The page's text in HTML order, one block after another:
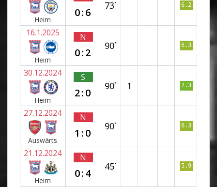
Heim
0:6
73` 6.2
16.1.2025
Heim
N
0:2
90` 6.3
30.12.2024
Heim
S
2:0
90` 1 7.3
27.12.2024
Auswärts
N
1:0
90` 6.3
21.12.2024
Heim
N
0:4
45` 5.9